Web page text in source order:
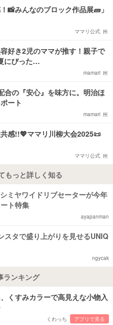
📸みんなのブロック作品展🧱」
ママリ公式
好き2児のママが推す！親子で
にぴった…
mamari
合の『安心』を味方に。明治ほ
ート
mamari
感!!💖ママリ川柳大会2025📜
ママリ公式
もっと詳しく知る
ミヤワイドリブセーターが今年
ト特集
ayapanman
スタで盛り上がりを見せるUNIQ
ngycak
ランキング
くすみカラーで高見えな小物入
くわっち アプリで見る